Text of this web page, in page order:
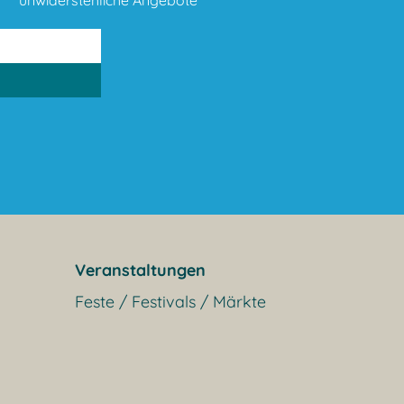
Veranstaltungen
Feste / Festivals / Märkte